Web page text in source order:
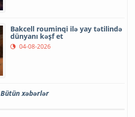
Bakcell rouminqi ilə yay tətilində
dünyanı kəşf et
04-08-2026
Bütün xəbərlər